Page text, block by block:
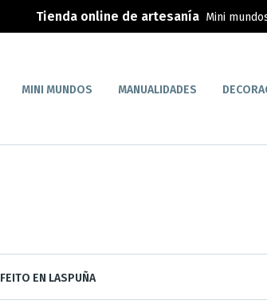
Tienda online de artesanía Mini
MINI MUNDOS MANUALIDADES
FEITO EN LASPUÑA